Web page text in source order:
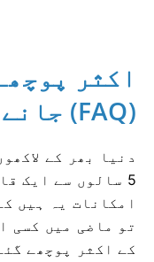
جانے والے سوالات (FAQ)
5 سالوں سے ایک
امکانات یہ ہیں
تو ماضی میں کسی